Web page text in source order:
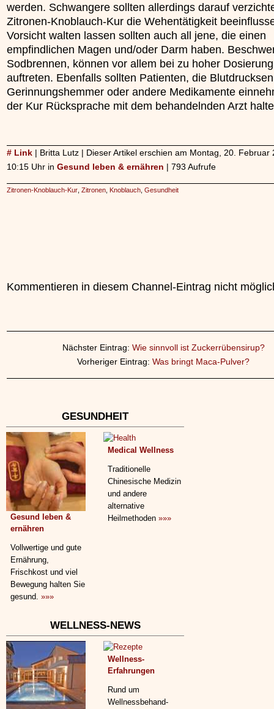
werden. Schwangere sollten allerdings darauf
Zitronen-Knoblauch-Kur die Wehentätigkeit
Vorsicht walten lassen sollten auch all jene, die einen
empfindlichen Magen und/oder Darm haben.
Sodbrennen, können vor allem bei zu hoher Dosierung
auftreten. Ebenfalls sollten Patienten, die
Gerinnungshemmer oder andere Medikamente
der Kur Rücksprache mit dem behandelnden Arzt
# Link | Britta Lutz | Dieser Artikel erschien am Montag, 20. Februar
10:15 Uhr in Gesund leben & ernähren | 793 Aufrufe
Zitronen-Knoblauch-Kur Zitronen Knoblauch Gesundheit
Kommentieren in diesem Channel-Eintrag nicht
Nächster Eintrag: Wie sinnvoll ist Zuckerrübensirup?
Vorheriger Eintrag: Was bringt Maca-Pulver?
GESUNDHEIT
Gesund leben &
ernähren
Vollwertige und gute
Ernährung,
Frischkost und viel
Bewegung halten Sie
gesund. »»»
Medical Wellness
Traditionelle
Chinesische Medizin
und andere
alternative
Heilmethoden »»»
WELLNESS-NEWS
Wellness-
Erfahrungen
Rund um
Wellnessbehand­